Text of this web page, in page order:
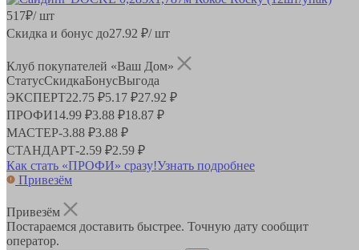
517₽/ шт
Скидка и бонус до27.92 ₽/ шт
Клуб покупателей «Ваш Дом»
СтатусСкидкаБонусВыгода
ЭКСПЕРТ22.75 ₽5.17 ₽27.92 ₽
ПРОФИ14.99 ₽3.88 ₽18.87 ₽
МАСТЕР-3.88 ₽3.88 ₽
СТАНДАРТ-2.59 ₽2.59 ₽
Как стать «ПРОФИ» сразу!Узнать подробнее
Привезём
Привезём
Постараемся доставить быстрее. Точную дату сообщит
оператор.